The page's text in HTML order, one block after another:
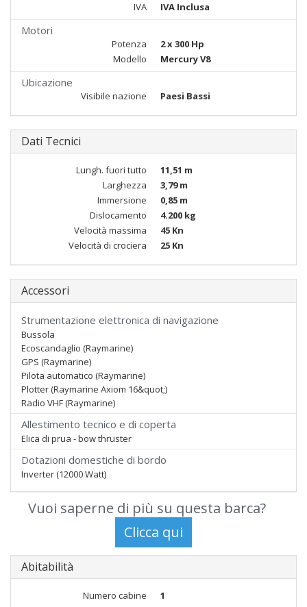
IVA
IVA Inclusa
Motori
Potenza
2 x 300 Hp
Modello
Mercury V8
Ubicazione
Visibile nazione Paesi Bassi
Dati Tecnici
Lungh. fuori tutto
11,51 m
Larghezza
3,79 m
Immersione
0,85 m
Dislocamento
4.200 kg
Velocità massima
45 Kn
Velocità di crociera
25 Kn
Accessori
Strumentazione elettronica di navigazione
Bussola
Ecoscandaglio (Raymarine)
GPS (Raymarine)
Pilota automatico (Raymarine)
Plotter (Raymarine Axiom 16&quot;)
Radio VHF (Raymarine)
Allestimento tecnico e di coperta
Elica di prua - bow thruster
Dotazioni domestiche di bordo
Inverter (12000 Watt)
Vuoi saperne di più su questa barca?
Abitabilità
Numero cabine
1